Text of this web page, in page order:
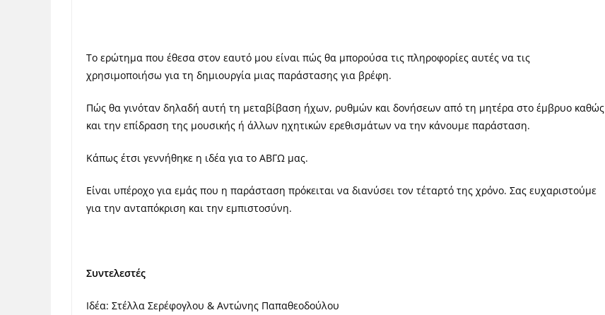
Το ερώτημα που έθεσα στον εαυτό μου είναι πώς θα μπορούσα τις πληροφορίες αυτές να τις
χρησιμοποιήσω για τη δημιουργία μιας παράστασης για βρέφη.
Πώς θα γινόταν δηλαδή αυτή τη μεταβίβαση ήχων, ρυθμών και δονήσεων από τη μητέρα στο έμβρυο καθώς
και την επίδραση της μουσικής ή άλλων ηχητικών ερεθισμάτων να την κάνουμε παράσταση.
Κάπως έτσι γεννήθηκε η ιδέα για το ΑΒΓΩ μας.
Είναι υπέροχο για εμάς που η παράσταση πρόκειται να διανύσει τον τέταρτό της χρόνο. Σας ευχαριστούμε
για την ανταπόκριση και την εμπιστοσύνη.
Συντελεστές
Ιδέα: Στέλλα Σερέφογλου & Αντώνης Παπαθεοδούλου